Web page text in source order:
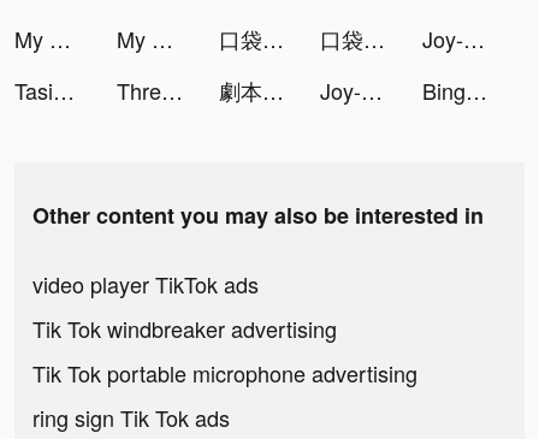
My Hamster Story tiktok ads
My Hamster Story tiktok ads 口袋奇兵 tiktok ads 口袋奇兵 tiktok ads
Joy-Live Wallpaper Maker HD tiktok ads
TasiaAlexis tiktok ads
Three Kingdoms:Overlord tiktok ads 劇本家——從零開始的劇本家生活 tiktok ads Joy-Live Wallpaper Maker HD tiktok ads Bingo Tour: Win Real Cash tiktok ads
Other content you may also be interested in
video player TikTok ads
Tik Tok windbreaker advertising
Tik Tok portable microphone advertising
ring sign Tik Tok ads